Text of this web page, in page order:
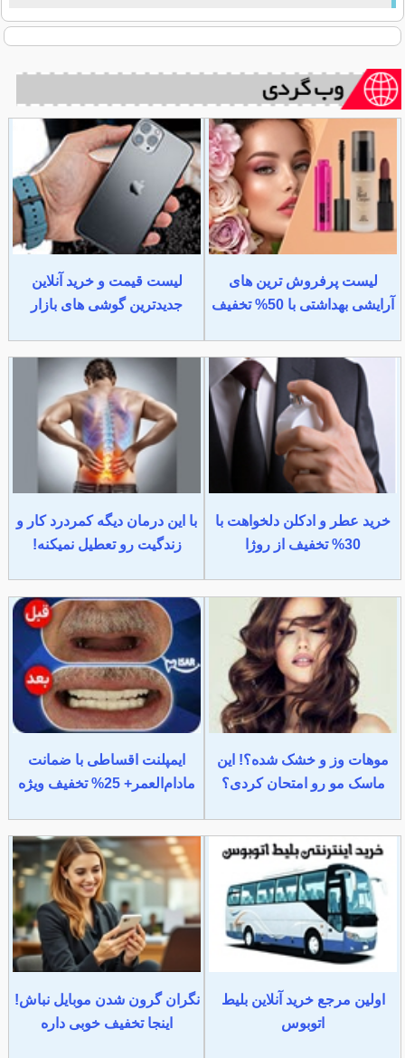
لیست پرفروش ترین های
آرایشی بهداشتی با 50% تخفیف
لیست قیمت و خرید آنلاین
جدیدترین گوشی های بازار
خرید عطر و ادکلن دلخواهت با
30% تخفیف از روژا
با این درمان دیگه کمردرد کار و
زندگیت رو تعطیل نمیکنه!
موهات وز و خشک شده؟! این
ماسک مو رو امتحان کردی؟
ایمپلنت اقساطی با ضمانت
مادام‌العمر+ 25% تخفیف ویژه
اولین مرجع خرید آنلاین بلیط
اتوبوس
نگران گرون شدن موبایل نباش!
اینجا تخفیف خوبی داره